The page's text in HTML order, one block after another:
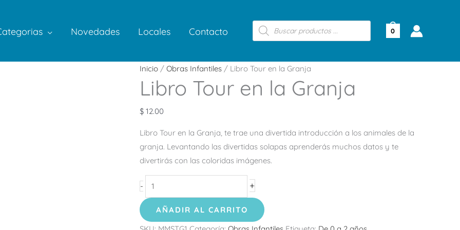
Novedades Locales Contacto
Búsqueda
de
productos
0
Inicio / Obras Infantiles / Libro Tour en la Granja
Libro Tour en la Granja
$ 12.00
Libro Tour en la Granja, te trae una divertida introducción a los animales de la
granja. Levantando las divertidas solapas aprenderás muchos datos y te
divertirás con las coloridas imágenes.
-
Libro
Tour
en
la
cantidad
+
AÑADIR AL CARRITO